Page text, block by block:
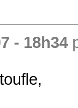
- 18h34